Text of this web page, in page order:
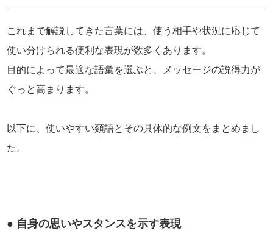
これまで解説してきた言葉には、使う相手や状況に応じて
使い分けられる便利な表現が数多くあります。
目的によって最適な語彙を選ぶと、メッセージの説得力が
ぐっと高まります。
以下に、使いやすい類語とその具体的な例文をまとめまし
た。
● 自身の思いやスタンスを示す表現